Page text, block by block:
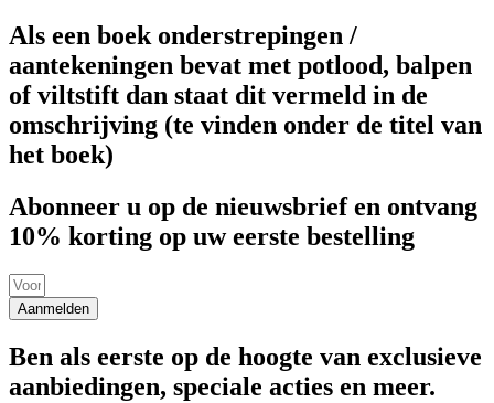
Als een boek onderstrepingen /
aantekeningen bevat met potlood, balpen
of viltstift dan staat dit vermeld in de
omschrijving (te vinden onder de titel van
het boek)
Abonneer u op de nieuwsbrief en ontvang
10% korting op uw eerste bestelling
Aanmelden
Ben als eerste op de hoogte van exclusieve
aanbiedingen, speciale acties en meer.